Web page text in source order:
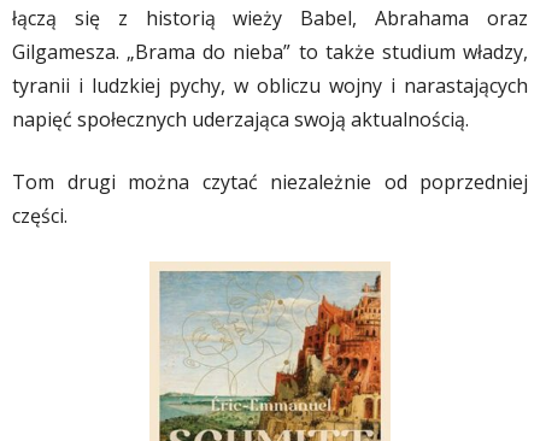
łączą się z historią wieży Babel, Abrahama oraz
Gilgamesza. „Brama do nieba” to także studium władzy,
tyranii i ludzkiej pychy, w obliczu wojny i narastających
napięć społecznych uderzająca swoją aktualnością.
Tom drugi można czytać niezależnie od poprzedniej
części.